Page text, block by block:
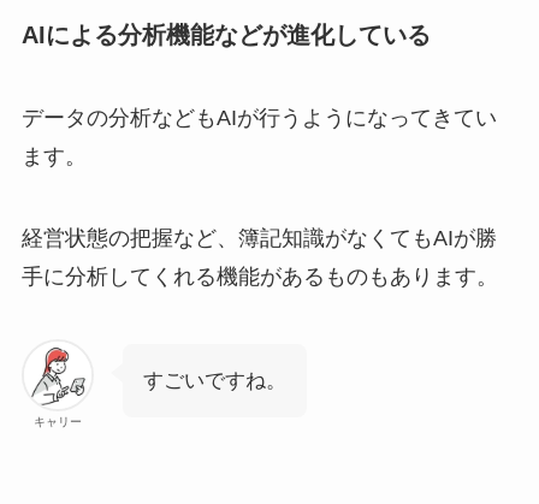
AIによる分析機能などが進化している
データの分析などもAIが行うようになってきてい
ます。
経営状態の把握など、簿記知識がなくてもAIが勝
手に分析してくれる機能があるものもあります。
キャリー
すごいですね。